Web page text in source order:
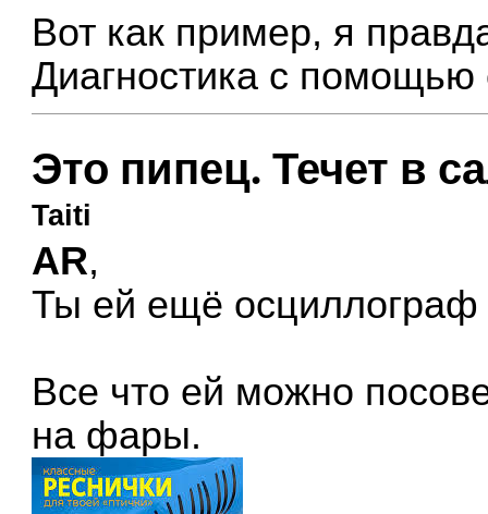
Вот как пример, я
Диагностика с
Это пипец. Течет в
Taiti
AR,
Ты ей ещё осциллограф
Все что ей можно
на фары.